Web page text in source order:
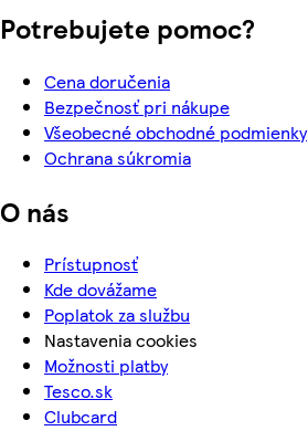
Potrebujete pomoc?
Cena doručenia
Bezpečnosť pri nákupe
Všeobecné obchodné podmienky
Ochrana súkromia
O nás
Prístupnosť
Kde dovážame
Poplatok za službu
Nastavenia cookies
Možnosti platby
Tesco.sk
Clubcard